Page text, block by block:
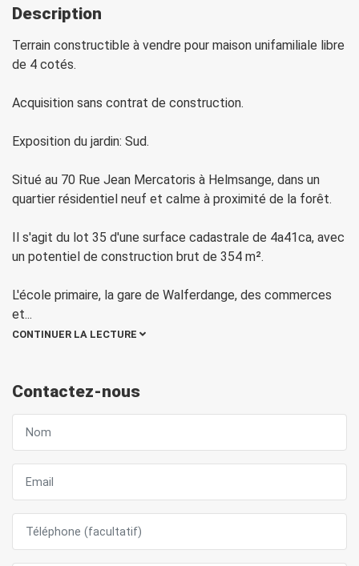
Description
Terrain constructible à vendre pour maison unifamiliale libre
de 4 cotés.
Acquisition sans contrat de construction.
Exposition du jardin: Sud.
Situé au 70 Rue Jean Mercatoris à Helmsange, dans un
quartier résidentiel neuf et calme à proximité de la forêt.
Il s'agit du lot 35 d'une surface cadastrale de 4a41ca, avec
un potentiel de construction brut de 354 m².
L'école primaire, la gare de Walferdange, des commerces
et...
CONTINUER LA LECTURE
Contactez-nous